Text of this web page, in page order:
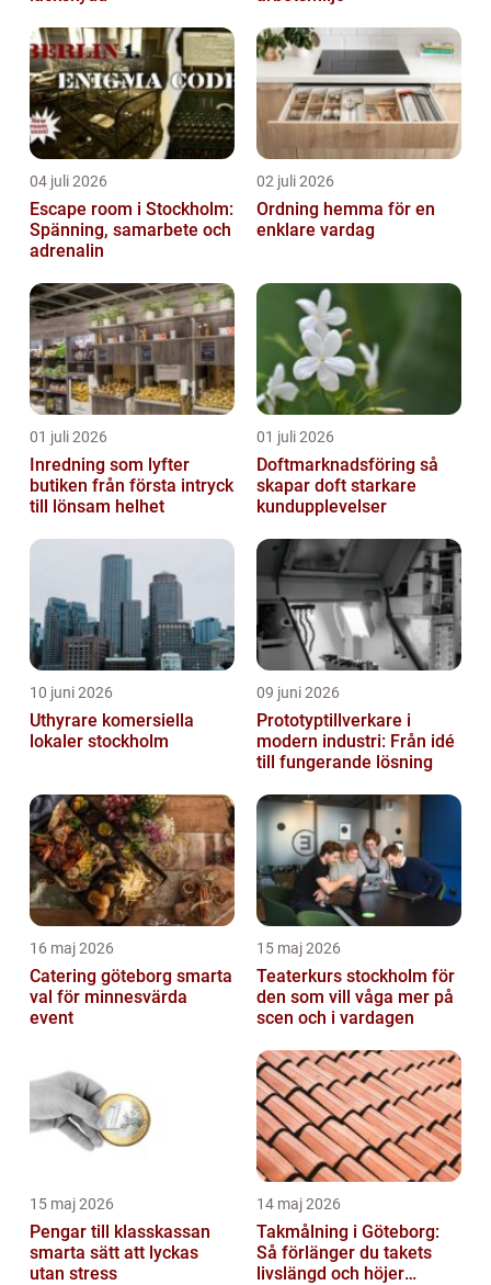
04 juli 2026
Escape room i Stockholm:
Spänning, samarbete och
adrenalin
02 juli 2026
Ordning hemma för en
enklare vardag
01 juli 2026
Inredning som lyfter
butiken från första intryck
till lönsam helhet
01 juli 2026
Doftmarknadsföring så
skapar doft starkare
kundupplevelser
10 juni 2026
Uthyrare komersiella
lokaler stockholm
09 juni 2026
Prototyptillverkare i
modern industri: Från idé
till fungerande lösning
16 maj 2026
Catering göteborg smarta
val för minnesvärda
event
15 maj 2026
Teaterkurs stockholm för
den som vill våga mer på
scen och i vardagen
15 maj 2026
Pengar till klasskassan
smarta sätt att lyckas
utan stress
14 maj 2026
Takmålning i Göteborg:
Så förlänger du takets
livslängd och höjer